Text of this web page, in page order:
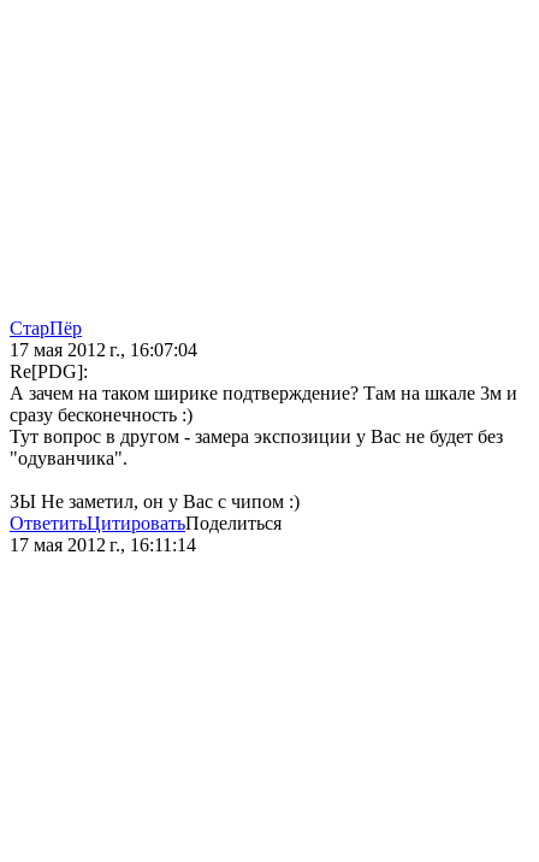
СтарПёр
17 мая 2012 г., 16:07:04
Re[PDG]:
А зачем на таком ширике подтверждение? Там на шкале 3м и
сразу бесконечность :)
Тут вопрос в другом - замера экспозиции у Вас не будет без
"одуванчика".
ЗЫ Не заметил, он у Вас с чипом :)
ОтветитьЦитироватьПоделиться
17 мая 2012 г., 16:11:14